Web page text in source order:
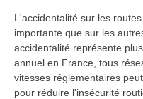
L'accidentalité sur les
importante que sur les
accidentalité représente
annuel en France, tous
vitesses réglementaires
pour réduire l'insécurité